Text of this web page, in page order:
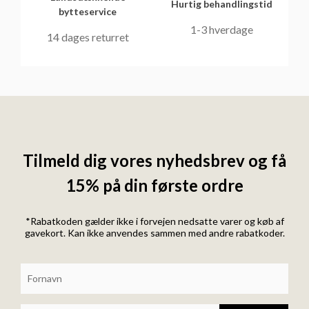
bytteservice
14 dages returret
Hurtig behandlingstid
1-3 hverdage
Tilmeld dig vores nyhedsbrev og få
15% på din første ordre
*Rabatkoden gælder ikke i forvejen nedsatte varer og køb af
gavekort. Kan ikke anvendes sammen med andre rabatkoder.